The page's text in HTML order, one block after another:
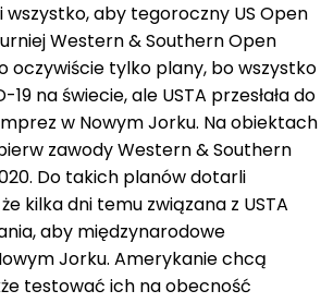
aby tegoroczny US Open
Western & Southern Open
oczywiście tylko plany, bo wszystko
na świecie, ale USTA przesłała do
w Nowym Jorku. Na obiektach
zawody Western & Southern
Do takich planów dotarli
kilka dni temu związana z USTA
aby międzynarodowe
Jorku. Amerykanie chcą
testować ich na obecność